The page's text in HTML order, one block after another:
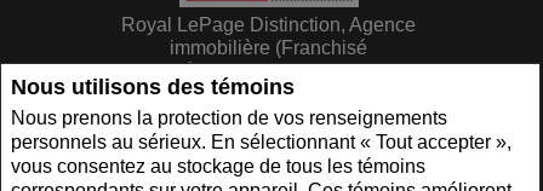
Nous utilisons des témoins
Nous prenons la protection de vos renseignements
personnels au sérieux. En sélectionnant « Tout accepter »,
vous consentez au stockage de tous les témoins
Royal LePage Distinction, Agence
immobilière (Franchisé
indépendant et autonome)
559 rue Pierre-Caisse
St-Jean-sur-Richelieu, QC J3A 1P1
www.royallepage.ca Politique de confidentialité |Clause de non-responsabilité